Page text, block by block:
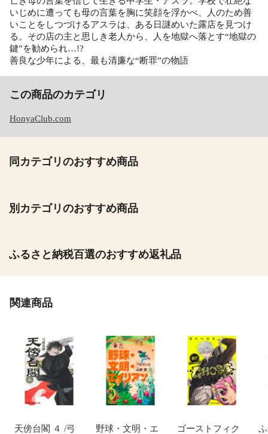
いじめに遭っても母の言葉を胸に笑顔を浮かべ、人のため善
いことをしつづけるアスラは、ある日謎めいた露店を見つけ
る。その店の主と思しき老人から、人を地獄へ落とす“地獄の
鍵”を勧められ…!?
善良な少年による、最も清廉な“断罪”の物語
この商品のカテゴリ
HonyaClub.com
同カテゴリのおすすめ商品
別カテゴリのおすすめ商品
ふるさと納税百選のおすすめ返礼品
関連商品
天傍台閣 ４ /弓
野球・文明・エ
ゴーストフィク